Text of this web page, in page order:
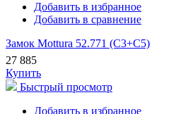
Добавить в избранное
Добавить в сравнение
Замок Mottura 52.771 (С3+С5)
27 885
Купить
Быстрый просмотр
Добавить в избранное